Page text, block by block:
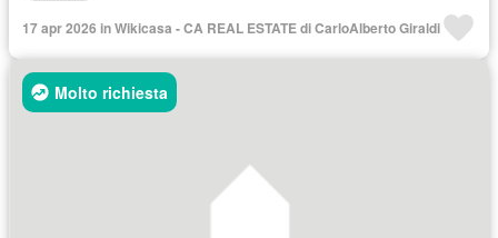
17 apr 2026 in Wikicasa - CA REAL ESTATE di CarloAlberto Giraldi
Molto richiesta